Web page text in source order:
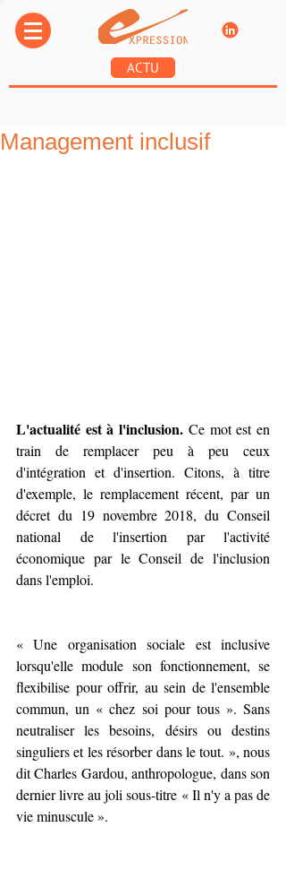
ACTU
Management inclusif
L'actualité est à l'inclusion. Ce mot est en
train de remplacer peu à peu ceux
d'intégration et d'insertion. Citons, à titre
d'exemple, le remplacement récent, par un
décret du 19 novembre 2018, du Conseil
national de l'insertion par l'activité
économique par le Conseil de l'inclusion
dans l'emploi.
« Une organisation sociale est inclusive
lorsqu'elle module son fonctionnement, se
flexibilise pour offrir, au sein de l'ensemble
commun, un « chez soi pour tous ». Sans
neutraliser les besoins, désirs ou destins
singuliers et les résorber dans le tout. », nous
dit Charles Gardou, anthropologue, dans son
dernier livre au joli sous-titre « Il n'y a pas de
vie minuscule ».